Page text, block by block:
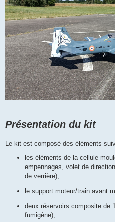
Présentation du kit
Le kit est composé des éléments
les éléments de la cellule
empennages, volet de
de verrière),
le support moteur/train avant
deux réservoirs composite de
fumigène),